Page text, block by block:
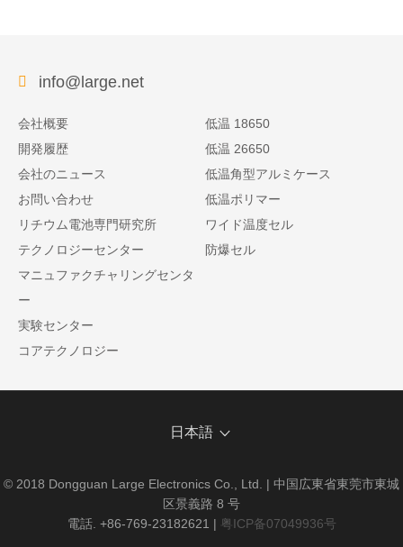
info@large.net
会社概要
開発履歴
会社のニュース
お問い合わせ
リチウム電池専門研究所
テクノロジーセンター
マニュファクチャリングセンタ
ー
実験センター
コアテクノロジー
低温 18650
低温 26650
低温角型アルミケース
低温ポリマー
ワイド温度セル
防爆セル
日本語
© 2018 Dongguan Large Electronics Co., Ltd. | 中国広東省東莞市東城
区景義路 8 号
電話. +86-769-23182621 | 粤ICP备07049936号